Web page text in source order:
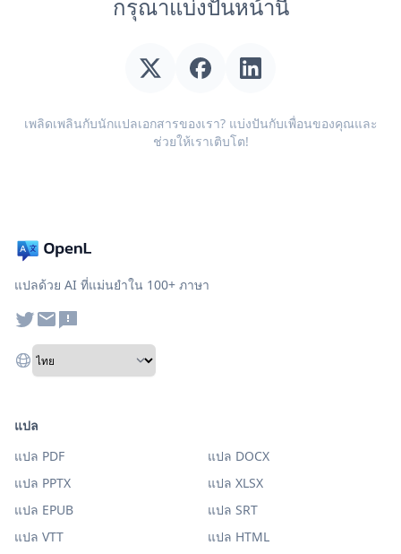
กรุณาแบ่งปันหน้านี้
เพลิดเพลินกับนักแปลเอกสารของเรา? แบ่งปันกับเพื่อนของคุณและ
ช่วยให้เราเติบโต!
แปลด้วย AI ที่แม่นยำใน 100+ ภาษา
แปล
แปล PDF
แปล DOCX
แปล PPTX
แปล XLSX
แปล EPUB
แปล SRT
แปล VTT
แปล HTML